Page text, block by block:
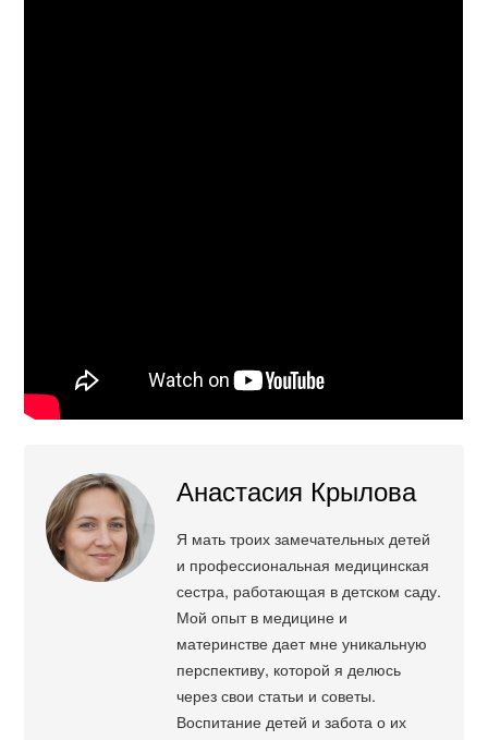
Анастасия Крылова
Я мать троих замечательных детей
и профессиональная медицинская
сестра, работающая в детском саду.
Мой опыт в медицине и
материнстве дает мне уникальную
перспективу, которой я делюсь
через свои статьи и советы.
Воспитание детей и забота о их